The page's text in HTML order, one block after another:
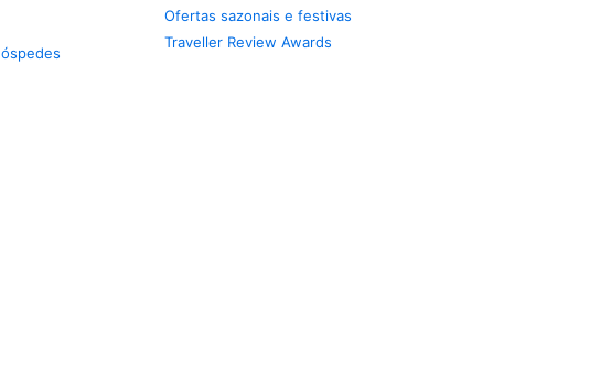
Ofertas sazonais e festivas
Traveller Review Awards